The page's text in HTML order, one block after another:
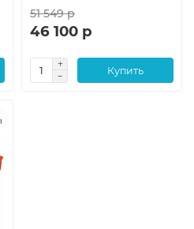
51 549 р
46 100 р
Купить